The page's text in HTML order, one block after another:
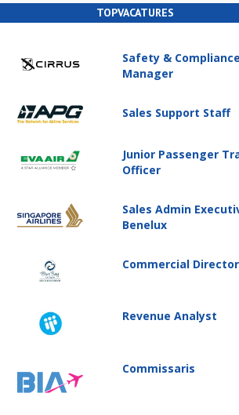
TOPVACATURES
Safety & Compliance
Manager
Sales Support Staff
Junior Passenger
Officer
Sales Admin
Benelux
Commercial Director
Revenue Analyst
Commissaris